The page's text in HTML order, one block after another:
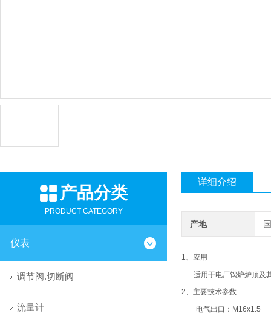
产品分类
PRODUCT CATEGORY
仪表
调节阀.切断阀
流量计
详细介绍
产地
1、应用
适用于电厂锅炉炉顶及
2、主要技术参数
电气出口： M16x1.5